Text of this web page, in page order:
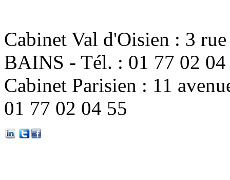
Cabinet Val d'Oisien : 3
BAINS - Tél. : 01 77 02 04
Cabinet Parisien : 11
01 77 02 04 55